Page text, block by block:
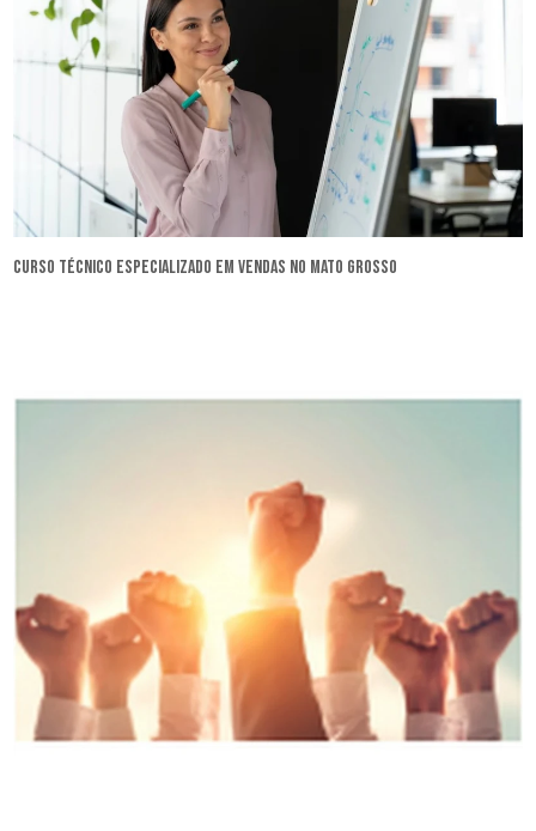
curso técnico especializado em vendas no Mato Grosso